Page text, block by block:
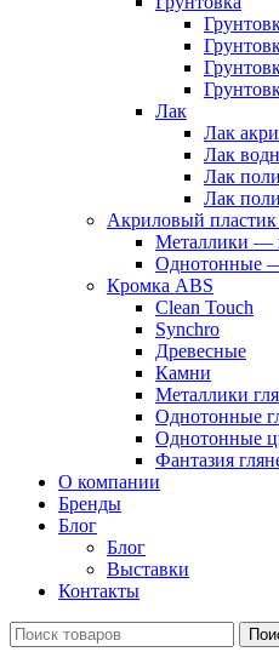
Лак
Лак
Лак
Лак
Лак
Акриловый
Металлики —
Однотонные
Кромка ABS
Clean Touch
Synchro
Древесные
Камни
Металлики
Однотонные
Однотонные
Фантазия
О компании
Бренды
Блог
Блог
Выставки
Контакты